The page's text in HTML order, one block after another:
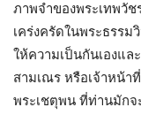
ภาพจำของพระเทพวั
เคร่งครัดในพระธรร
ให้ความเป็นกันเองแล
สามเณร หรือเจ้าหน้า
พระเชตุพน ที่ท่านมัก